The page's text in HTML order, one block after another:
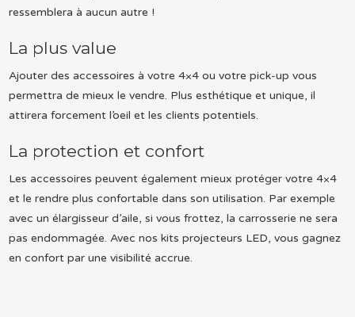
ressemblera à aucun autre !
La plus value
Ajouter des accessoires à votre 4×4 ou votre pick-up vous
permettra de mieux le vendre. Plus esthétique et unique, il
attirera forcement l’oeil et les clients potentiels.
La protection et confort
Les accessoires peuvent également mieux protéger votre 4×4
et le rendre plus confortable dans son utilisation. Par exemple
avec un élargisseur d’aile, si vous frottez, la carrosserie ne sera
pas endommagée. Avec nos kits projecteurs LED, vous gagnez
en confort par une visibilité accrue.